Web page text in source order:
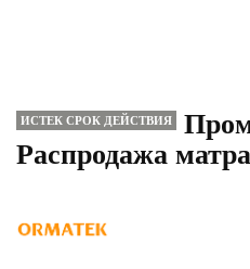
ИСТЕК СРОК ДЕЙСТВИЯ
Распродажа